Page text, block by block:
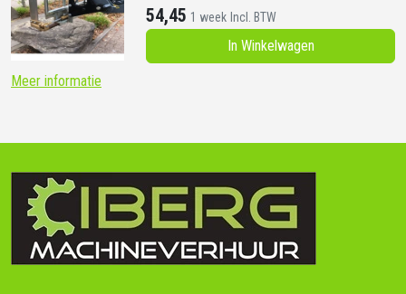
54,45 1 week Incl. BTW
In Winkelwagen
Meer informatie